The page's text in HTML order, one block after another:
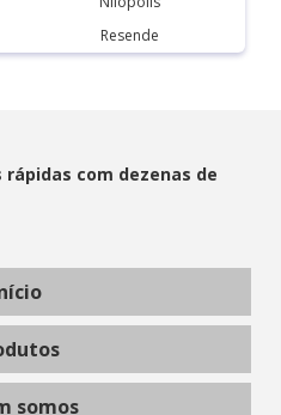
Resende
com dezenas de
somos